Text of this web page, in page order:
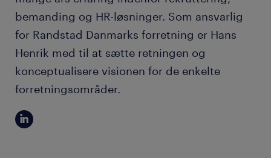
bemanding og HR-løsninger. Som ansvarlig
for Randstad Danmarks forretning er Hans
Henrik med til at sætte retningen og
konceptualisere visionen for de enkelte
forretningsområder.